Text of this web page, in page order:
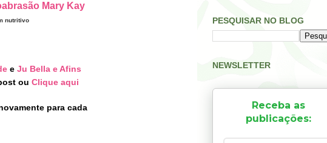
abrasão Mary Kay
nutritivo
e Ju Bella e Afins
ou Clique aqui
para cada
PESQUISAR NO BLOG
NEWSLETTER
Receba as
publicações: